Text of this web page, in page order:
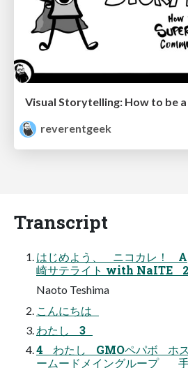
reverentgeek
Transcript
はじめよう、 ニコカレ！
崎サテライト with NaITE
Naoto Teshima
こんにちは
わたし 3
4 わたし GMOペパボ ホ
ームードメイングループ